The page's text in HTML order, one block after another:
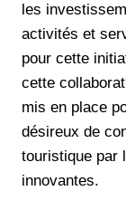
les
activités et
pour cette
cette
mis en place
désireux de
touristique par
innovantes.